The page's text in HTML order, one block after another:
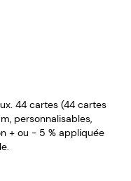
44 cartes (44 cartes
personnalisables,
+ ou - 5 % appliquée